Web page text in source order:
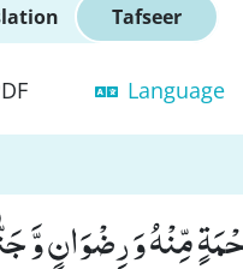
Tafseer
Language